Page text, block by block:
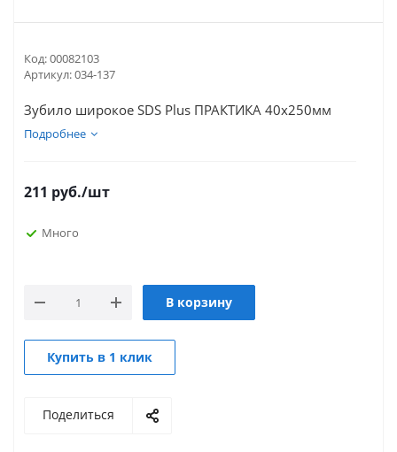
Код:00082103
Артикул:034-137
Зубило широкое SDS Plus ПРАКТИКА 40х250мм
Подробнее
211 руб./шт
Много
В корзину
Купить в 1 клик
Поделиться